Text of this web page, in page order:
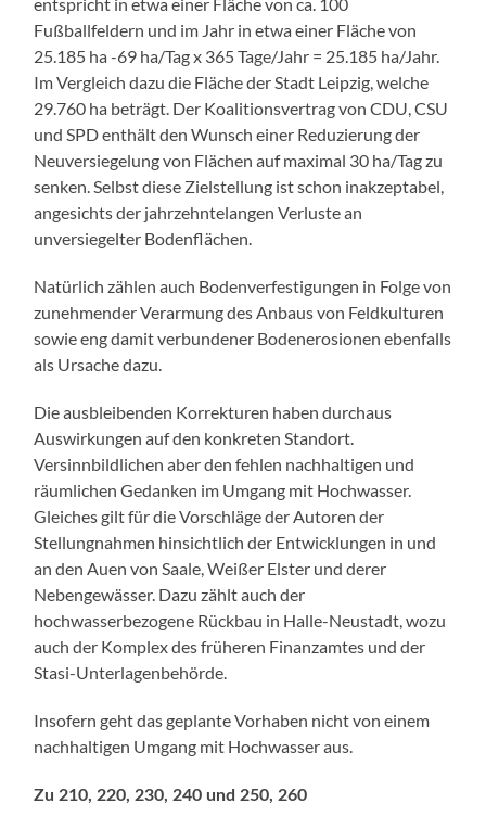
Fußballfeldern und im Jahr in etwa einer Fläche von
25.185 ha -69 ha/Tag x 365 Tage/Jahr = 25.185 ha/Jahr.
Im Vergleich dazu die Fläche der Stadt Leipzig, welche
29.760 ha beträgt. Der Koalitionsvertrag von CDU, CSU
und SPD enthält den Wunsch einer Reduzierung der
Neuversiegelung von Flächen auf maximal 30 ha/Tag zu
senken. Selbst diese Zielstellung ist schon inakzeptabel,
angesichts der jahrzehntelangen Verluste an
unversiegelter Bodenflächen.
Natürlich zählen auch Bodenverfestigungen in Folge von
zunehmender Verarmung des Anbaus von Feldkulturen
sowie eng damit verbundener Bodenerosionen ebenfalls
als Ursache dazu.
Die ausbleibenden Korrekturen haben durchaus
Auswirkungen auf den konkreten Standort.
Versinnbildlichen aber den fehlen nachhaltigen und
räumlichen Gedanken im Umgang mit Hochwasser.
Gleiches gilt für die Vorschläge der Autoren der
Stellungnahmen hinsichtlich der Entwicklungen in und
an den Auen von Saale, Weißer Elster und derer
Nebengewässer. Dazu zählt auch der
hochwasserbezogene Rückbau in Halle-Neustadt, wozu
auch der Komplex des früheren Finanzamtes und der
Stasi-Unterlagenbehörde.
Insofern geht das geplante Vorhaben nicht von einem
nachhaltigen Umgang mit Hochwasser aus.
Zu 210, 220, 230, 240 und 250, 260